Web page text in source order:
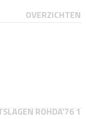
OVERZICHTEN
ROHDA'76 1